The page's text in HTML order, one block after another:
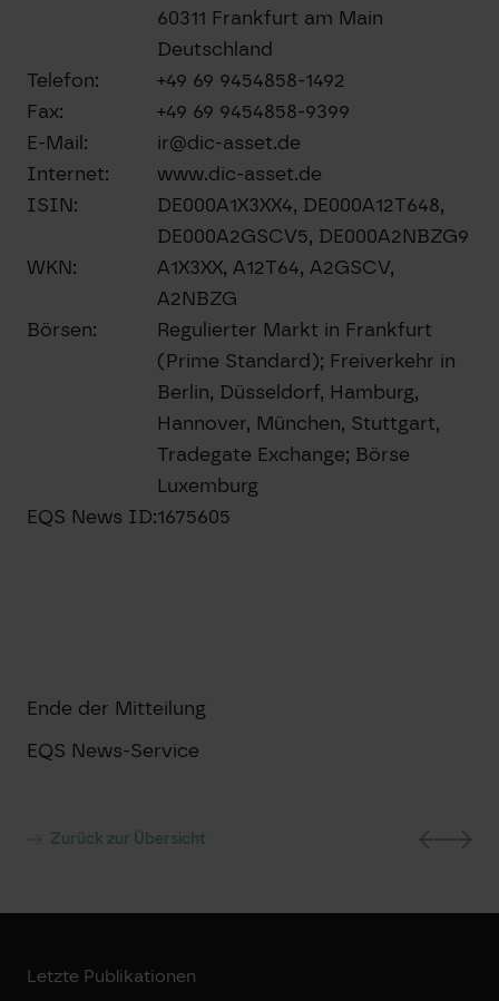
60311 Frankfurt am Main
Deutschland
Telefon:
+49 69 9454858-1492
Fax:
+49 69 9454858-9399
E-Mail:
ir@dic-asset.de
Internet:
www.dic-asset.de
ISIN:
DE000A1X3XX4, DE000A12T648,
DE000A2GSCV5, DE000A2NBZG9
WKN:
A1X3XX, A12T64, A2GSCV,
A2NBZG
Börsen:
Regulierter Markt in Frankfurt
(Prime Standard); Freiverkehr in
Berlin, Düsseldorf, Hamburg,
Hannover, München, Stuttgart,
Tradegate Exchange; Börse
Luxemburg
EQS News ID:1675605
Ende der Mitteilung
EQS News-Service
Zurück zur Übersicht
Letzte Publikationen